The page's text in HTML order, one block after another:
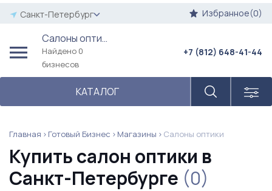
Санкт-Петербург Избранное(0)
Салоны оптики
Найдено 0
бизнесов
КАТАЛОГ
+7 (812) 648-41-44
Главная Готовый Бизнес Магазины Салоны оптики
Купить салон оптики в
Санкт-Петербурге (0)